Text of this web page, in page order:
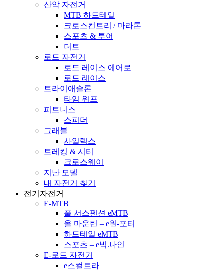
산악 자전거
MTB 하드테일
크로스컨트리 / 마라톤
스포츠 & 투어
더트
로드 자전거
로드 레이스 에어로
로드 레이스
트라이애슬론
타임 워프
피트니스
스피더
그래블
사일렉스
트레킹 & 시티
크로스웨이
지난 모델
내 자전거 찾기
전기자전거
E-MTB
풀 서스펜션 eMTB
올 마운틴 – e원-포티
하드테일 eMTB
스포츠 – e빅.나인
E-로드 자전거
e스컬트라